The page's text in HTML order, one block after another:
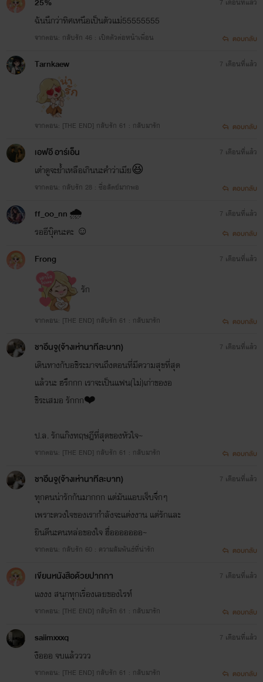
ฉันนึกว่าทิศเหนือเป็นตัวแม่55555555
จากตอน: กลับรัก 46 : เปิดตัวต่อหน้าเพื่อน ตอบกลับ
Tarnkaew
จากตอน: [THE END] กลับรัก 61 : กลับมารัก
7 เดือนที่แล้ว
ตอบกลับ
เอฟอี อาร์เอ็น
เต๋าดูจะย้ำเหลือเกินนะคำว่าเมีย😆
จากตอน: กลับรัก 28 : ซื่อสัตย์มากพอ
7 เดือนที่แล้ว
ตอบกลับ
ff_oo_nn 🌧️
รออีบุ๊คนะคะ ☺️
7 เดือนที่แล้ว
ตอบกลับ
Frong
รัก
จากตอน: [THE END] กลับรัก 61 : กลับมารัก
7 เดือนที่แล้ว
ตอบกลับ
ชาอึนจู(จ้างเห่านาทีละบาท)
เดินทางกับอชิระมาจนถึงตอนที่มีความสุขที่สุด
แล้วนะ ฮรึกกก เราจะเป็นแฟน(ไม่)เก่าของอ
ชิระเสมอ รักกก❤️
ป.ล. รักแก๊งทฤษฎีที่สุดของหัวใจ~
จากตอน: [THE END] กลับรัก 61 : กลับมารัก
7 เดือนที่แล้ว
ตอบกลับ
ชาอึนจู(จ้างเห่านาทีละบาท)
ทุกคนน่ารักกันมากกก แต่มันแอบเจ็บจึ่กๆ
เพราะดวงใจของเรากำลังจะแต่งงาน แต่รักและ
ยินดีนะคนหล่อของใจ ฮื่อออออออ~
จากตอน: กลับรัก 60 : ความสัมพันธ์ที่น่ารัก
7 เดือนที่แล้ว
ตอบกลับ
เขียนหนังสือด้วยปากกา
แงงง สนุกทุกเรื่องเลยของไรท์
จากตอน: [THE END] กลับรัก 61 : กลับมารัก
7 เดือนที่แล้ว
ตอบกลับ
saiimxxxq
งือออ จบแล้วววว
จากตอน: [THE END] กลับรัก 61 : กลับมารัก
7 เดือนที่แล้ว
ตอบกลับ